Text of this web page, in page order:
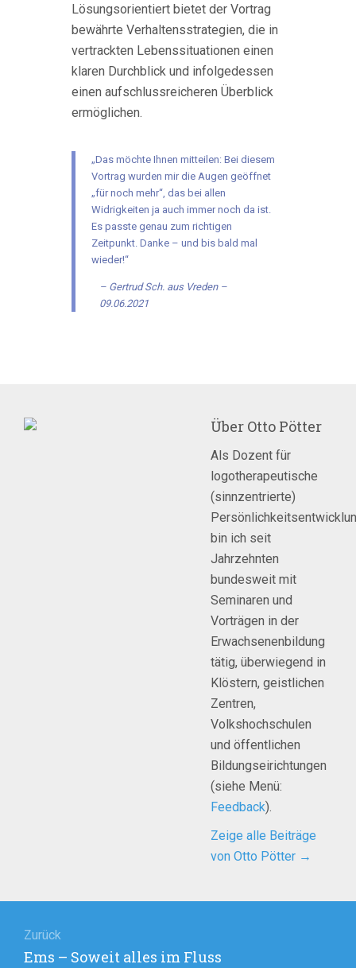
Lösungsorientiert bietet der Vortrag
bewährte Verhaltensstrategien, die in
vertrackten Lebenssituationen einen
klaren Durchblick und infolgedessen
einen aufschlussreicheren Überblick
ermöglichen.
„Das möchte Ihnen mitteilen: Bei diesem
Vortrag wurden mir die Augen geöffnet
„für noch mehr“, das bei allen
Widrigkeiten ja auch immer noch da ist.
Es passte genau zum richtigen
Zeitpunkt. Danke – und bis bald mal
wieder!“
Gertrud Sch. aus Vreden –
09.06.2021
Über Otto Pötter
Als Dozent für
logotherapeutische
(sinnzentrierte)
bin ich seit
Jahrzehnten
bundesweit mit
Seminaren und
Vorträgen in der
Erwachsenenbildung
tätig, überwiegend in
Klöstern, geistlichen
Zentren,
Volkshochschulen
und öffentlichen
Bildungseirichtungen
(siehe Menü:
Feedback).
Zeige alle Beiträge
von Otto Pötter →
Zurück
Vorheriger
Ems – Soweit alles im Fluss